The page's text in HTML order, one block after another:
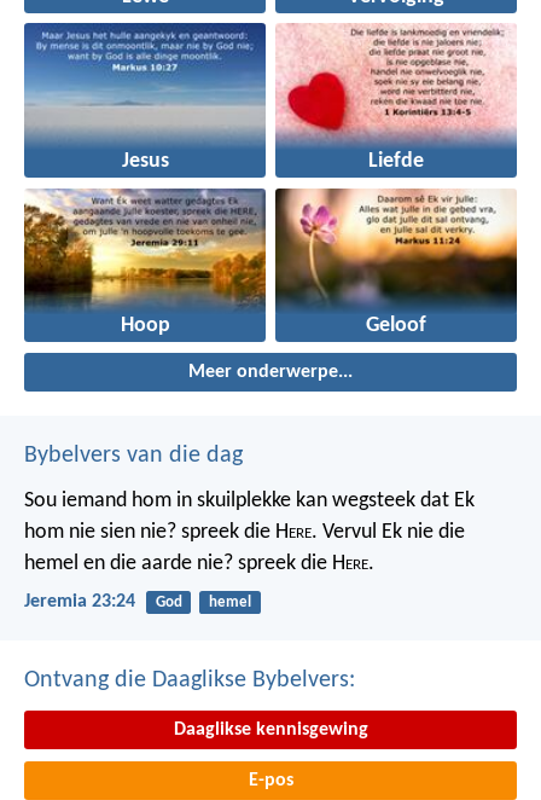
Jesus Liefde
Hoop Geloof
Meer onderwerpe...
Bybelvers van die dag
Sou iemand hom in skuilplekke kan wegsteek dat Ek
hom nie sien nie? spreek die Here. Vervul Ek nie die
hemel en die aarde nie? spreek die Here.
Jeremia 23:24 God hemel
Ontvang die Daaglikse Bybelvers:
Daaglikse kennisgewing
E-pos